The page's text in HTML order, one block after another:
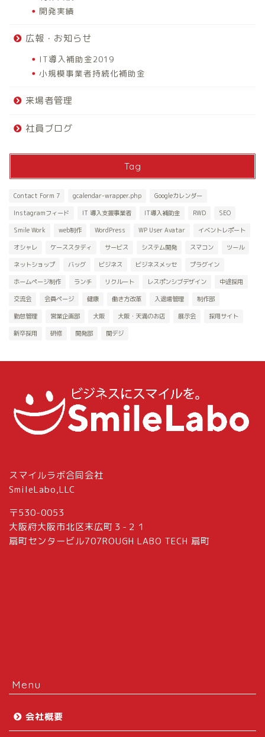
開発実績
広報・お知らせ
IT導入補助金2019
小規模事業者持続化補助金
来場者管理
社員ブログ
Tag
Contact Form 7 gcalendar-wrapper.php Googleカレンダー
Instagramフィード IT 導入支援事業者 IT導入補助金 RWD SEO
Smile Work web制作 WordPress WP User Avatar イベントレポート
オシャレ ケーススタディ サービス システム開発 スマコン ツール
ネットショップ バッグ ビジネス ビジネスメッセ プラグイン
ホームページ制作 ランチ リクルート レスポンシブデザイン 中途採用
交流会 会員ページ 健康 働き方改革 入退場管理 制作部
勤怠管理 営業企画部 大阪 大阪・天満のお店 展示会 採用サイト
新卒採用 研修 開発部 関デジ
スマイルラボ合同会社
SmileLabo,LLC
〒530-0053
大阪府大阪市北区末広町３-２１
扇町センタービル707ROUGH LABO TECH 扇町
Menu
会社概要